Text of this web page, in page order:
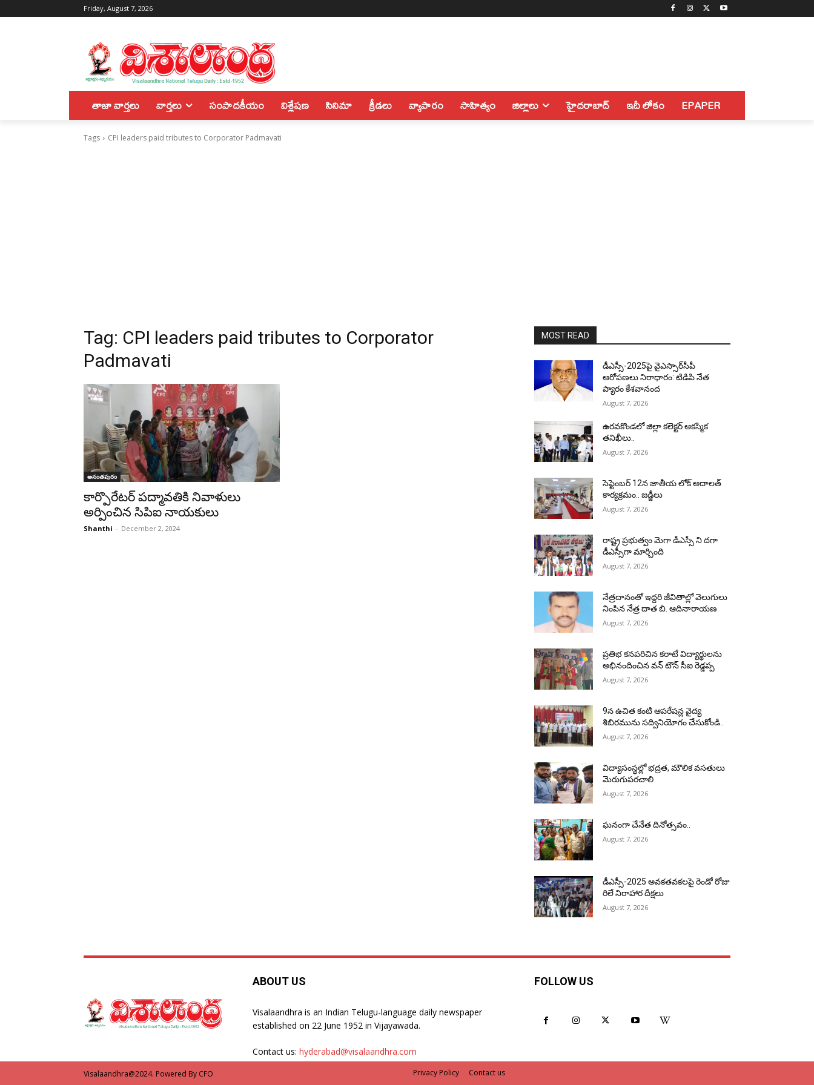
Friday, August 7, 2026
తాజా వార్తలు వార్తలు సంపాదకీయం విశ్లేషణ సినిమా క్రీడలు వ్యాపారం సాహిత్యం జిల్లాలు హైదరాబాద్ ఇదీ లోకం EPAPER
Tags CPI leaders paid tributes to Corporator Padmavati
Tag: CPI leaders paid tributes to Corporator
Padmavati
అనంతపురం
కార్పొరేటర్ పద్మావతికి నివాళులు
అర్పించిన సిపిఐ నాయకులు
Shanthi - December 2, 2024
MOST READ
డీఎస్సీ-2025పై వైఎస్సార్‌సీపీ
ఆరోపణలు నిరాధారం: టిడిపి నేత
ప్యారం కేశవానంద
August 7, 2026
ఉరవకొండలో జిల్లా కలెక్టర్ ఆకస్మిక
తనిఖీలు..
August 7, 2026
సెప్టెంబర్ 12న జాతీయ లోక్ అదాలత్
కార్యక్రమం.. జడ్జీలు
August 7, 2026
రాష్ట్ర ప్రభుత్వం మెగా డీఎస్సీ ని దగా
డీఎస్సీగా మార్చింది
August 7, 2026
నేత్రదానంతో ఇద్దరి జీవితాల్లో వెలుగులు
నింపిన నేత్ర దాత బి. ఆదినారాయణ
August 7, 2026
ప్రతిభ కనపరిచిన కరాటే విద్యార్థులను
అభినందించిన వన్ టౌన్ సీఐ రెడ్డప్ప
August 7, 2026
9న ఉచిత కంటి ఆపరేషన్ల వైద్య
శిబిరమును సద్వినియోగం చేసుకోండి..
August 7, 2026
విద్యాసంస్థల్లో భద్రత, మౌలిక వసతులు
మెరుగుపరచాలి
August 7, 2026
ఘనంగా చేనేత దినోత్సవం..
August 7, 2026
డీఎస్సీ-2025 అవకతవకలపై రెండో రోజు
రిలే నిరాహార దీక్షలు
August 7, 2026
ABOUT US
Visalaandhra is an Indian Telugu-language daily newspaper
established on 22 June 1952 in Vijayawada.
Contact us: hyderabad@visalaandhra.com
FOLLOW US
Visalaandhra@2024. Powered By CFO Privacy Policy Contact us